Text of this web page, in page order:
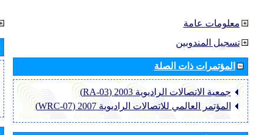
معلومات عامة
تسجيل المندوبين
المؤتمرات ذات الصلة
جمعية الاتصالات الراديوية 2003 (RA-03)
المؤتمر العالمي للاتصالات الراديوية 2007 (WRC-07)